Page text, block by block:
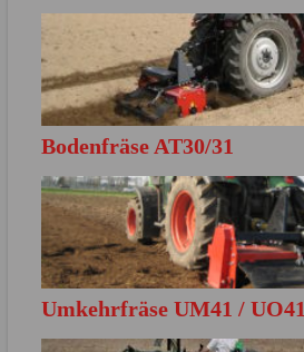
Direkt zur Produktbroschüre
Bodenfräse AT30/31
MEHR ERFAHREN
Umkehrfräse UM41 / UO41